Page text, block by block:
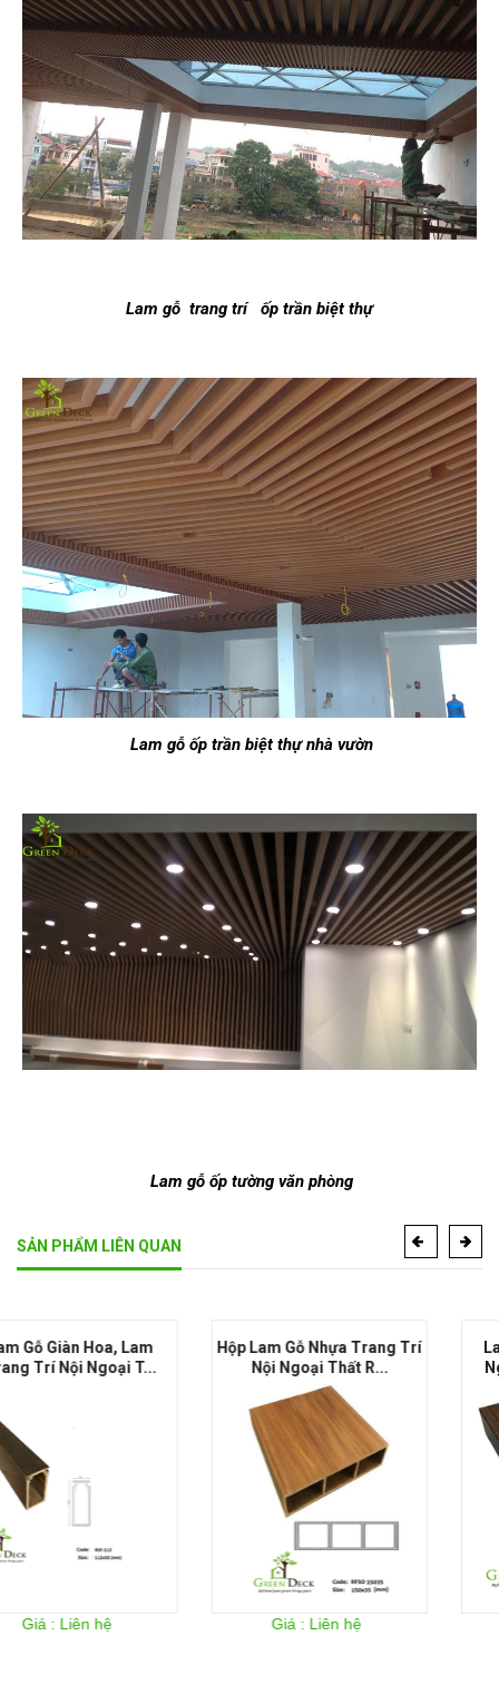
Lam gỗ trang trí ốp trần biệt thự
Lam gỗ ốp trần biệt thự nhà vườn
Lam gỗ ốp tường văn phòng
SẢN PHẨM LIÊN QUAN
Hộp Lam Gỗ Nhựa Trang Trí
Nội Ngoại Thất R...
Giá : Liên hệ
Lam Gỗ Nhựa Che Nắng
Ngoại Thất RSFO18080
Giá : Liên hệ